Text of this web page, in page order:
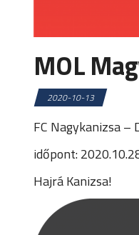
MOL
2020-10-13
FC Nagykanizsa –
időpont:
Hajrá Kanizsa!